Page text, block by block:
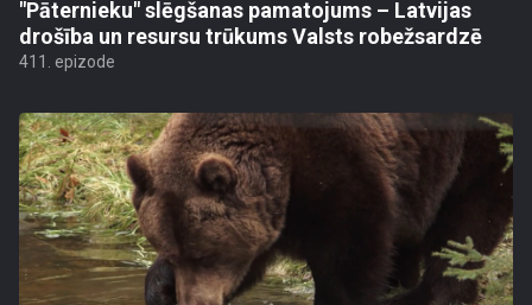
"Pāternieku" slēgšanas pamatojums – Latvijas
drošība un resursu trūkums Valsts robežsardzē
411. epizode